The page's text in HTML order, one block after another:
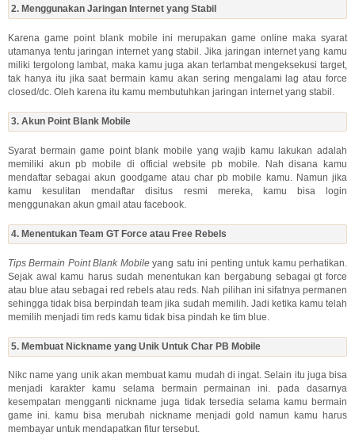
2. Menggunakan Jaringan Internet yang Stabil
Karena game point blank mobile ini merupakan game online maka syarat
utamanya tentu jaringan internet yang stabil. Jika jaringan internet yang kamu
miliki tergolong lambat, maka kamu juga akan terlambat mengeksekusi target,
tak hanya itu jika saat bermain kamu akan sering mengalami lag atau force
closed/dc. Oleh karena itu kamu membutuhkan jaringan internet yang stabil.
3. Akun Point Blank Mobile
Syarat bermain game point blank mobile yang wajib kamu lakukan adalah
memiliki akun pb mobile di official website pb mobile. Nah disana kamu
mendaftar sebagai akun goodgame atau char pb mobile kamu. Namun jika
kamu kesulitan mendaftar disitus resmi mereka, kamu bisa login
menggunakan akun gmail atau facebook.
4. Menentukan Team GT Force atau Free Rebels
Tips Bermain Point Blank Mobileyang satu ini penting untuk kamu perhatikan.
Sejak awal kamu harus sudah menentukan kan bergabung sebagai gt force
atau blue atau sebagai red rebels atau reds. Nah pilihan ini sifatnya permanen
sehingga tidak bisa berpindah team jika sudah memilih. Jadi ketika kamu telah
memilih menjadi tim reds kamu tidak bisa pindah ke tim blue.
5. Membuat Nickname yang Unik Untuk Char PB Mobile
Nikc name yang unik akan membuat kamu mudah di ingat. Selain itu juga bisa
menjadi karakter kamu selama bermain permainan ini. pada dasarnya
kesempatan mengganti nickname juga tidak tersedia selama kamu bermain
game ini. kamu bisa merubah nickname menjadi gold namun kamu harus
membayar untuk mendapatkan fitur tersebut.